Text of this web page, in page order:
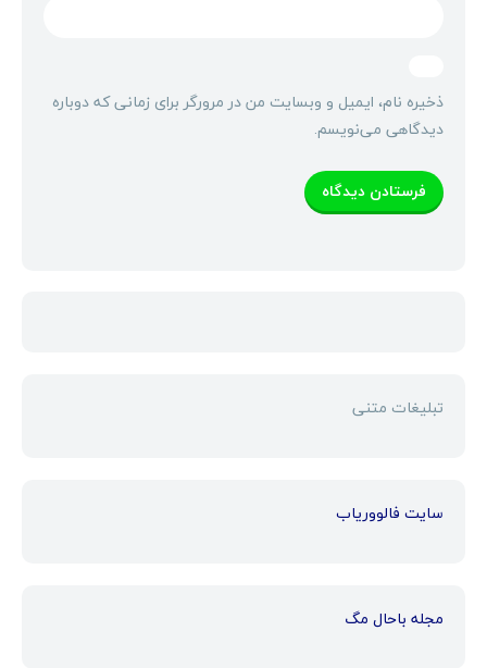
ذخیره نام، ایمیل و وبسایت من در مرورگر برای زمانی که دوباره
دیدگاهی می‌نویسم.
تبلیغات متنی
سایت فالووریاب
مجله باحال مگ